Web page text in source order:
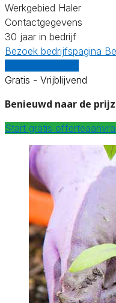
Werkgebied Haler
Contactgegevens
30 jaar in bedrijf
Bezoek bedrijfspagina
Gratis - Vrijblijvend
Benieuwd naar de
Start gratis